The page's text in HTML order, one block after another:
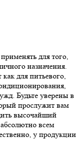
для того,
назначения.
для питьевого,
Будьте уверены в
прослужит вам
высочайший
абсолютно всем
у продукции